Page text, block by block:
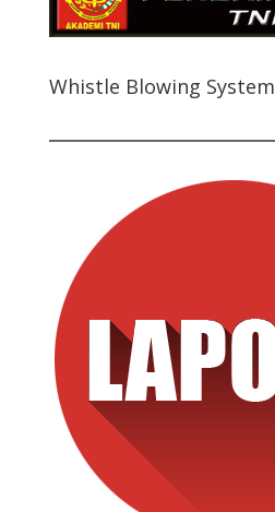
Whistle Blowing System